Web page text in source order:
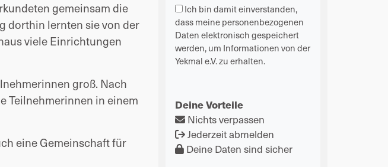
gemeinsam die
dorthin lernten sie von der
viele Einrichtungen
groß. Nach
Teilnehmerinnen in einem
eine Gemeinschaft für
Ich bin damit einverstanden,
dass meine personenbezogenen
Daten elektronisch gespeichert
werden, um Informationen von der
Yekmal e.V. zu erhalten.
Deine Vorteile
Nichts verpassen
Jederzeit abmelden
Deine Daten sind sicher